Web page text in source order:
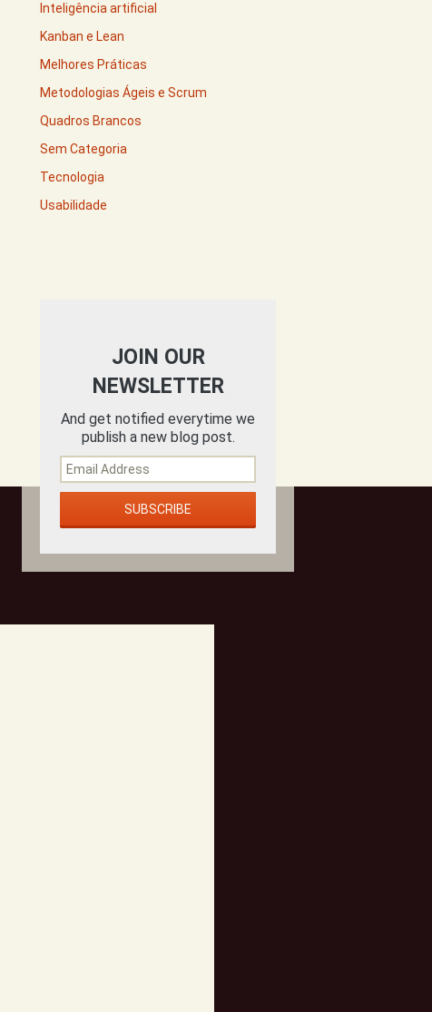
Inteligência artificial
Kanban e Lean
Melhores Práticas
Metodologias Ágeis e Scrum
Quadros Brancos
Sem Categoria
Tecnologia
Usabilidade
JOIN OUR
NEWSLETTER
And get notified everytime we
publish a new blog post.